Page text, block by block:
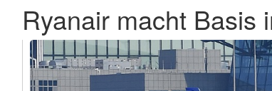
Ryanair macht Basis